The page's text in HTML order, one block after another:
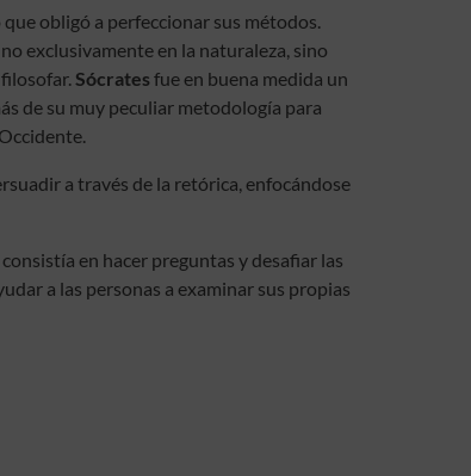
obligó a perfeccionar sus métodos.
exclusivamente en la naturaleza, sino
filosofar.Sócratesfue en buena medida un
de su muy peculiar metodología para
a través de la retórica, enfocándose
consistía en hacer preguntas y desafiar las
a las personas a examinar sus propias